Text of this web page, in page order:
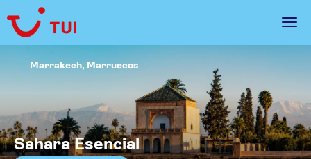
Sahara Esencial
Marrakech, Marruecos